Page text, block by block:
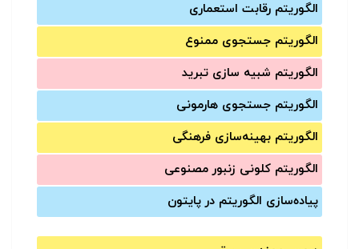
الگوریتم رقابت استعماری
الگوریتم جستجوی ممنوع
الگوریتم شبیه سازی تبرید
الگوریتم جستجوی هارمونی
الگوریتم بهینه‌سازی فرهنگی
الگوریتم کلونی زنبور مصنوعی
پیاده‌سازی الگوریتم در پایتون